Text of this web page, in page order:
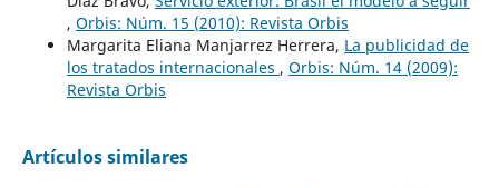
, Orbis: Núm. 15 (2010): Revista Orbis
Margarita Eliana Manjarrez Herrera, La publicidad de
los tratados internacionales , Orbis: Núm. 14 (2009):
Revista Orbis
Artículos similares